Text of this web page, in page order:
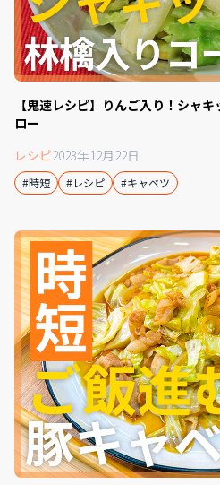
【鬼速レシピ】りんご入り！シャ
ロー
レシピ2023年12月22日
#時短 #レシピ #キャベツ